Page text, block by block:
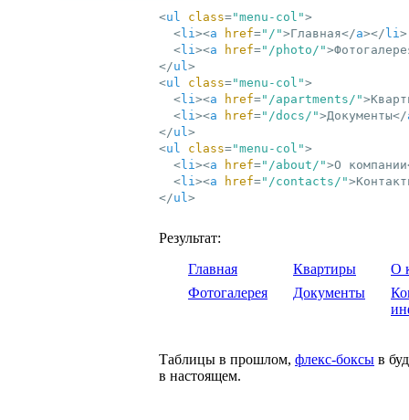
<ul class="menu-col">
<li><a href="/">Главная</a></ li>
<li><a href="/photo/">
</ul>
<ul class="menu-col">
<li><a href="/apartments/">
<li><a href="/docs/">Документы</
</ul>
<ul class="menu-col">
<li><a href="/about/">О компании
<li><a href="/contacts/">
</ul>
Результат:
Главная
Фотогалерея
Квартиры
Документы
О
Таблицы в прошлом, флекс-боксы в
в настоящем.